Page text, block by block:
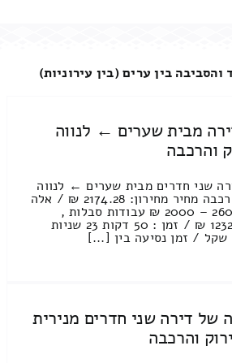
בין ערים (בין עירוניות)
מבית שערים ← לנווה
והרכבה
שני חדרים מבית שערים ← לנווה
אבות כולל פירוק והרכבה מחיר מחירון: 2174.28 ₪ / אלה
שבטווח המחירים 2600 – 2000 ₪ עבודות סבלות ,
טעינה ופריקה : 1232.18 ₪ / זמן : 50 דקות 23 שניות
של דירה שני חדרים מנירית
והרכבה